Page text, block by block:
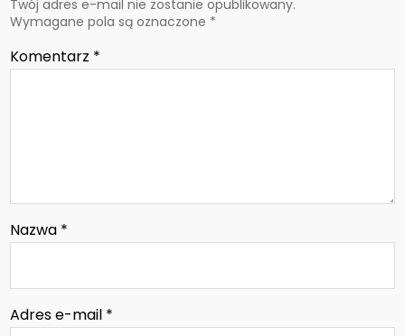
Twój adres e-mail nie zostanie opublikowany.
Wymagane pola są oznaczone *
Komentarz *
Nazwa *
Adres e-mail *